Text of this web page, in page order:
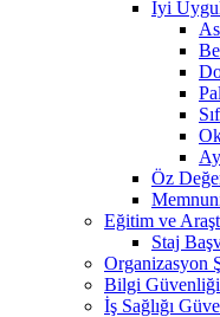
İyi
Öz
Eğitim ve
Staj
Organizasyon
Bilgi Güvenliği
İş Sağlığı